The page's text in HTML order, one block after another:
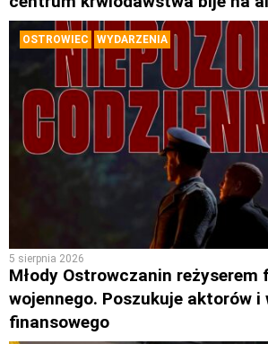
OSTROWIEC WYDARZENIA
5 sierpnia 2026
Młody Ostrowczanin reżyserem
wojennego. Poszukuje aktorów i
finansowego